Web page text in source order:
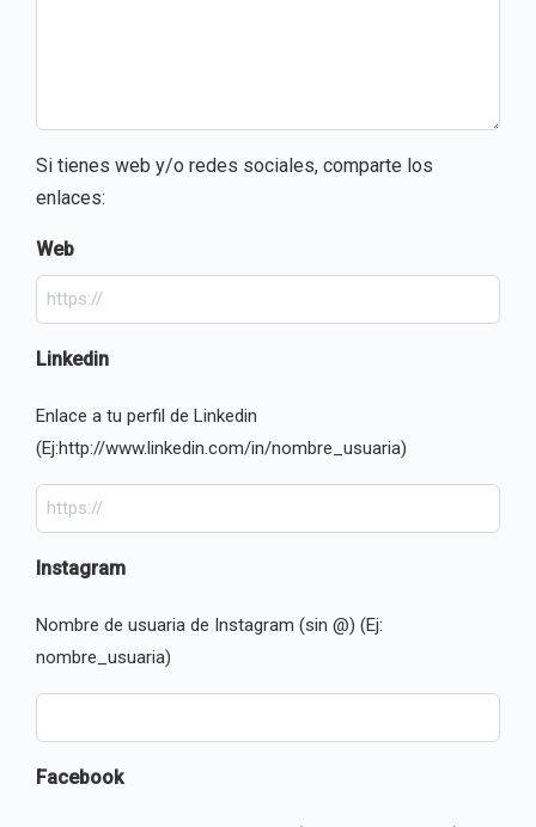
Si tienes web y/o redes sociales, comparte los
enlaces:
Web
Linkedin
Enlace a tu perfil de Linkedin
(Ej:http://www.linkedin.com/in/nombre_usuaria)
Instagram
Nombre de usuaria de Instagram (sin @) (Ej:
nombre_usuaria)
Facebook